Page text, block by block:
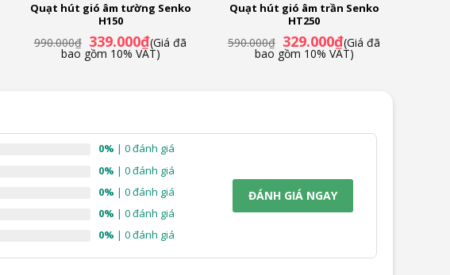
Quạt hút gió âm tường Senko
H150
990.000₫ Giá
gốc
là:
339.000₫Giá
hiện
tại
(Giá đã
bao gồm 10% VAT)
Quạt hút gió âm trần Senko
HT250
590.000₫ Giá
gốc
là:
329.000₫Giá
hiện
tại
(Giá đã
bao gồm 10% VAT)
0% | 0 đánh giá
0% | 0 đánh giá
0% | 0 đánh giá
0% | 0 đánh giá
0% | 0 đánh giá
ĐÁNH GIÁ NGAY